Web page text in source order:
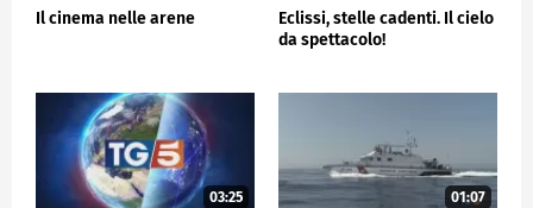
Il cinema nelle arene
Eclissi, stelle cadenti. Il cielo
da spettacolo!
03:25 01:07